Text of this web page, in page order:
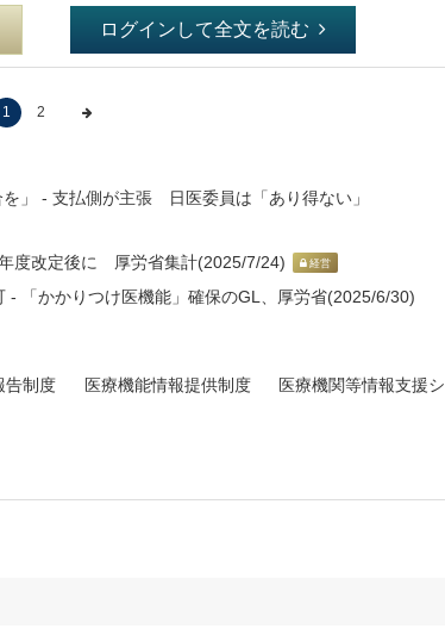
ログインして全文を読む
1 2
」 - 支払側が主張 日医委員は「あり得ない」
度改定後に 厚労省集計(2025/7/24) 経営
- 「かかりつけ医機能」確保のGL、厚労省(2025/6/30)
告制度 医療機能情報提供制度
医療機関等情報支援シ